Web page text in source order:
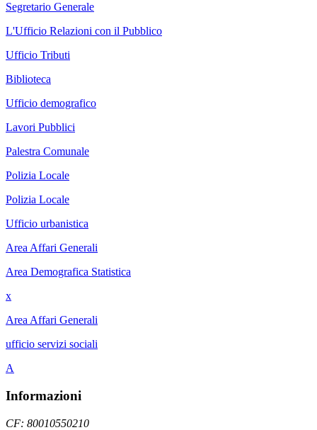
Segretario Generale
L'Ufficio Relazioni con il Pubblico
Ufficio Tributi
Biblioteca
Ufficio demografico
Lavori Pubblici
Palestra Comunale
Polizia Locale
Polizia Locale
Ufficio urbanistica
Area Affari Generali
Area Demografica Statistica
x
Area Affari Generali
ufficio servizi sociali
A
Informazioni
CF: 80010550210